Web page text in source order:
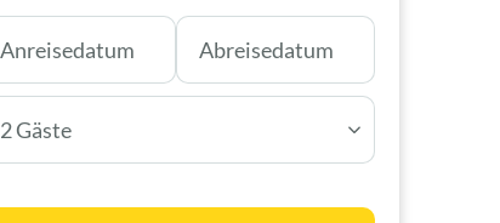
2 Gäste